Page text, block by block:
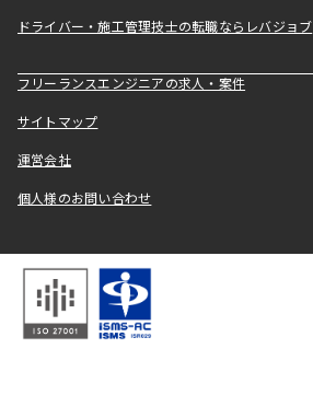
ドライバー・施工管理技士の転職ならレバジョブ
フリーランスエンジニアの求人・案件
サイトマップ
運営会社
個人様のお問い合わせ